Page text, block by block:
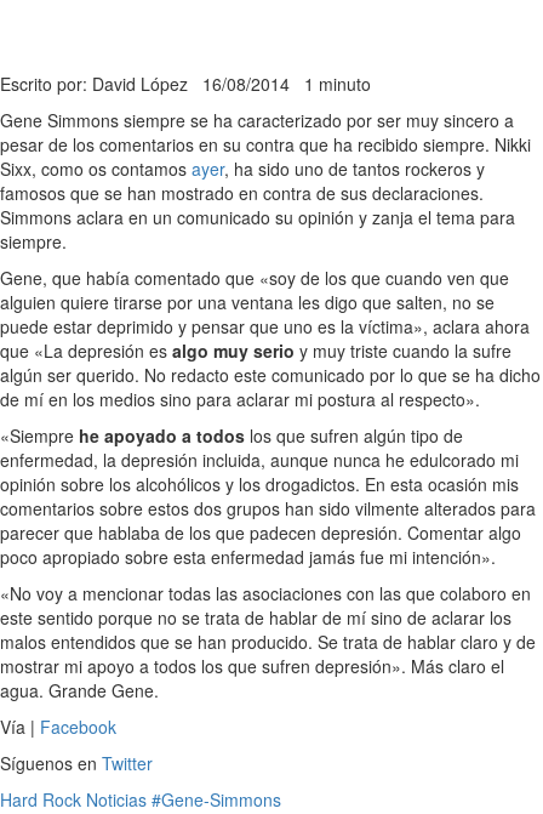
Escrito por: David López 16/08/2014 1 minuto
Gene Simmons siempre se ha caracterizado por ser muy sincero a
pesar de los comentarios en su contra que ha recibido siempre. Nikki
Sixx, como os contamos ayer, ha sido uno de tantos rockeros y
famosos que se han mostrado en contra de sus declaraciones.
Simmons aclara en un comunicado su opinión y zanja el tema para
siempre.
Gene, que había comentado que «soy de los que cuando ven que
alguien quiere tirarse por una ventana les digo que salten, no se
puede estar deprimido y pensar que uno es la víctima», aclara ahora
que «La depresión es algo muy serio y muy triste cuando la sufre
algún ser querido. No redacto este comunicado por lo que se ha dicho
de mí en los medios sino para aclarar mi postura al respecto».
«Siempre he apoyado a todos los que sufren algún tipo de
enfermedad, la depresión incluida, aunque nunca he edulcorado mi
opinión sobre los alcohólicos y los drogadictos. En esta ocasión mis
comentarios sobre estos dos grupos han sido vilmente alterados para
parecer que hablaba de los que padecen depresión. Comentar algo
poco apropiado sobre esta enfermedad jamás fue mi intención».
«No voy a mencionar todas las asociaciones con las que colaboro en
este sentido porque no se trata de hablar de mí sino de aclarar los
malos entendidos que se han producido. Se trata de hablar claro y de
mostrar mi apoyo a todos los que sufren depresión». Más claro el
agua. Grande Gene.
Vía | Facebook
Síguenos en Twitter
Hard Rock Noticias #Gene-Simmons